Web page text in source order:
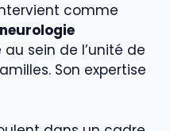
comme
au sein de l’unité de
Son expertise